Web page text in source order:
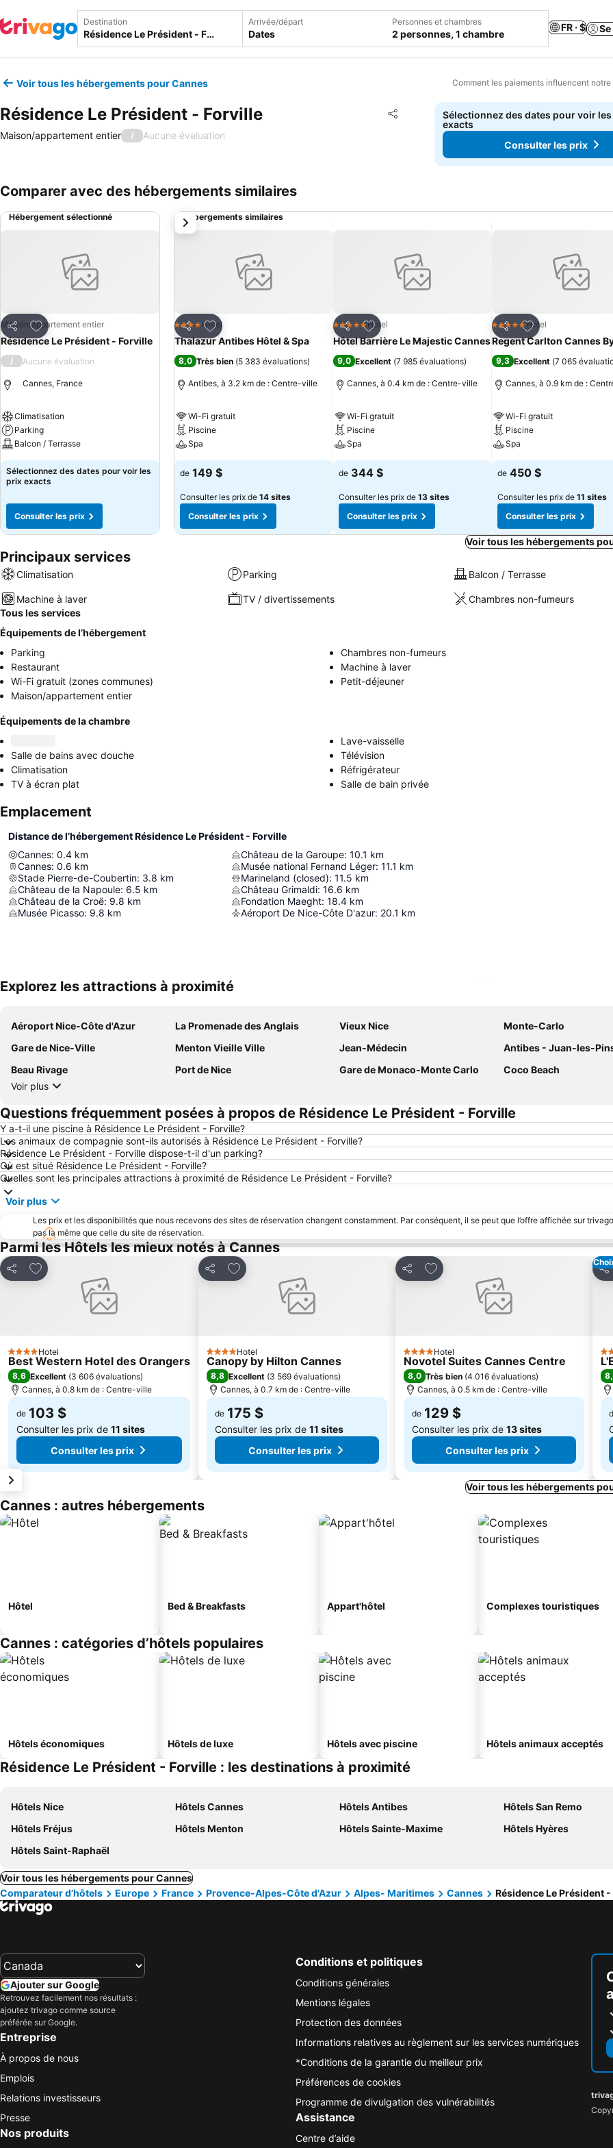
Destination Arrivée/départ
Dates
Personnes et chambres
2 personnes, 1 chambre
FR · $
Voir tous les hébergements pour Cannes Comment les paiements influencent
Résidence Le Président - Forville Partager
Ajouter à mes favoris
Maison/appartement entier / Aucune évaluation
Sélectionnez des dates pour voir
exacts
Consulter les prix
Comparer avec des hébergements similaires
Hébergement sélectionné
Partager
Ajouter à mes favoris
Maison/appartement entier
Résidence Le Président - Forville
/ Aucune évaluation
Cannes, France
Climatisation
Parking
Balcon / Terrasse
Sélectionnez des dates pour voir les
prix exacts
Consulter les prix
Hébergements similaires
Partager
Ajouter à mes favoris
4 ÉtoilesHotel
Thalazur Antibes Hôtel & Spa
8,0 Très bien (5 383 évaluations)
Antibes, à 3.2 km de : Centre-ville
Wi-Fi gratuit
Piscine
Spa
de 149 $
Consulter les prix de 14 sites
Consulter les prix
Partager
Ajouter à mes favoris
5 Étoiles Hotel
Hôtel Barrière Le Majestic Cannes
9,0 Excellent (7 985 évaluations)
Cannes, à 0.4 km de : Centre-ville
Wi-Fi gratuit
Piscine
Spa
de 344 $
Consulter les prix de 13 sites
Consulter les prix
Partager
Ajouter à mes
5 Étoiles Hotel
Regent Carlton Cannes
9,3 Excellent (7 065
Cannes, à 0.9 km de :
Wi-Fi gratuit
Piscine
Spa
de 450 $
Consulter les prix de 11 sites
Consulter les prix
suivant
Voir tous les hébergements
Principaux services
Climatisation Parking Balcon / Terrasse
Machine à laver TV / divertissements
Chambres non-fumeurs
Tous les services
Équipements de l’hébergement
Parking
Chambres non-fumeurs
Restaurant
Machine à laver
Wi-Fi gratuit (zones communes)
Petit-déjeuner
Maison/appartement entier
Équipements de la chambre
Lave-vaisselle
Salle de bains avec douche
Télévision
Climatisation
Réfrigérateur
TV à écran plat
Salle de bain privée
Emplacement
Distance de l’hébergement Résidence Le Président - Forville
Cannes: 0.4 km
Cannes: 0.6 km
Stade Pierre-de-Coubertin: 3.8 km
Château de la Napoule: 6.5 km
Château de la Croë: 9.8 km
Musée Picasso: 9.8 km
Château de la Garoupe: 10.1 km
Musée national Fernand Léger: 11.1 km
Marineland (closed): 11.5 km
Château Grimaldi: 16.6 km
Fondation Maeght: 18.4 km
Aéroport De Nice-Côte D'azur: 20.1 km
Explorez les attractions à proximité
Aéroport Nice-Côte d'Azur La Promenade des Anglais Vieux Nice
Monte-Carlo
Gare de Nice-Ville
Menton Vieille Ville Jean-Médecin
Antibes - Juan-les-Pins
Beau Rivage
Port de Nice Gare de Monaco-Monte Carlo
Coco Beach
Voir plus
Questions fréquemment posées à propos de Résidence Le Président - Forville
Y a-t-il une piscine à Résidence Le Président - Forville?
Les animaux de compagnie sont-ils autorisés à Résidence Le Président - Forville?
Résidence Le Président - Forville dispose-t-il d'un parking?
Où est situé Résidence Le Président - Forville?
Quelles sont les principales attractions à proximité de Résidence Le Président - Forville?
Voir plus
Les prix et les disponibilités que nous recevons des sites de réservation changent constamment. Par conséquent, il se peut que l’offre affichée sur
pas la même que celle du site de réservation.
Parmi les Hôtels les mieux notés à Cannes
Partager
Ajouter à mes favoris
4 ÉtoilesHotel
Best Western Hotel des Orangers
8,6 Excellent (3 606 évaluations)
Cannes, à 0.8 km de : Centre-ville
de 103 $
Consulter les prix de 11 sites
Consulter les prix
Partager
Ajouter à mes favoris
4 ÉtoilesHotel
Canopy by Hilton Cannes
8,8 Excellent (3 569 évaluations)
Cannes, à 0.7 km de : Centre-ville
de 175 $
Consulter les prix de 11 sites
Consulter les prix
Partager
Ajouter à mes favoris
4 ÉtoilesHotel
Novotel Suites Cannes Centre
8,0 Très bien (4 016 évaluations)
Cannes, à 0.5 km de : Centre-ville
de 129 $
Consulter les prix de 13 sites
Consulter les prix
2
Voir tous les hébergements
Cannes : autres hébergements
Hôtel Bed & Breakfasts Appart'hôtel Complexes touristiques
Cannes : catégories d’hôtels populaires
Hôtels économiques Hôtels de luxe Hôtels avec piscine Hôtels animaux acceptés
Résidence Le Président - Forville : les destinations à proximité
Hôtels Nice Hôtels Cannes Hôtels Antibes
Hôtels San Remo
Hôtels Fréjus
Hôtels Menton Hôtels Sainte-Maxime
Hôtels Hyères
Hôtels Saint-Raphaël
Voir tous les hébergements pour Cannes
Comparateur d’hôtels
Europe France Provence-Alpes-Côte d'Azur Alpes- Maritimes Cannes Résidence Le Président
Ajouter sur Google
Retrouvez facilement nos résultats :
ajoutez trivago comme source
préférée sur Google.
Entreprise
À propos de nous
Emplois
Relations investisseurs
Presse
Nos produits
Conditions et politiques
Conditions générales
Mentions légales
Protection des données
Informations relatives au règlement sur les services numériques
*Conditions de la garantie du meilleur prix
Préférences de cookies
Programme de divulgation des vulnérabilités
Assistance
Centre d’aide